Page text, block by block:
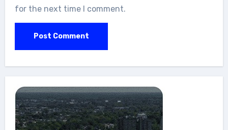
for the next time I comment.